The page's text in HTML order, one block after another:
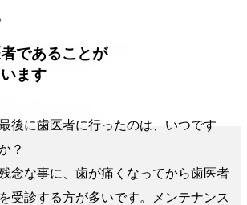
であることが
ます
後に歯医者に行ったのは、いつです
？
念な事に、歯が痛くなってから歯医者
を受診する方が多いです。メンテナンス